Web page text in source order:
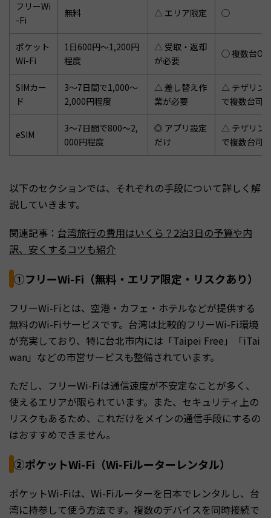
フリーWi
-Fi
無料 △ エリア限定 ◯
ポケット
Wi-Fi
1日600円〜1,200円
程度
△ 受取・返却
が必要
◯ 複数台OK
SIMカー
ド
3〜7日間で1,000〜
2,000円程度
△ 差し替え作
業が必要
△ テザリン
で複数台可
eSIM
3〜7日間で800〜2,
000円程度
◎ アプリ設定
だけ
△ テザリン
で複数台可
以下のセクションでは、それぞれの手段について詳しく解
説していきます。
関連記事： 台湾旅行の費用はいくら？2泊3日の予算や内
訳、安くするコツも紹介
①フリーWi-Fi（無料・エリア限定・リスクあり）
フリーWi-Fiとは、空港・カフェ・ホテルなどが提供する
無料のWi-Fiサービスです。台湾は比較的フリーWi-Fi環境
が充実しており、特に台北市内には「Taipei Free」「iTai
wan」などの市営サービスも整備されています。
ただし、フリーWi-Fiは通信速度が不安定なことが多く、
使えるエリアが限られています。また、セキュリティ上の
リスクもあるため、これだけをメインの通信手段にするの
はおすすめできません。
②ポケットWi-Fi（Wi-Fiルーターレンタル）
ポケットWi-Fiは、Wi-Fiルーターを日本でレンタルし、台
湾に持参して使う方法です。複数のデバイスを同時接続で